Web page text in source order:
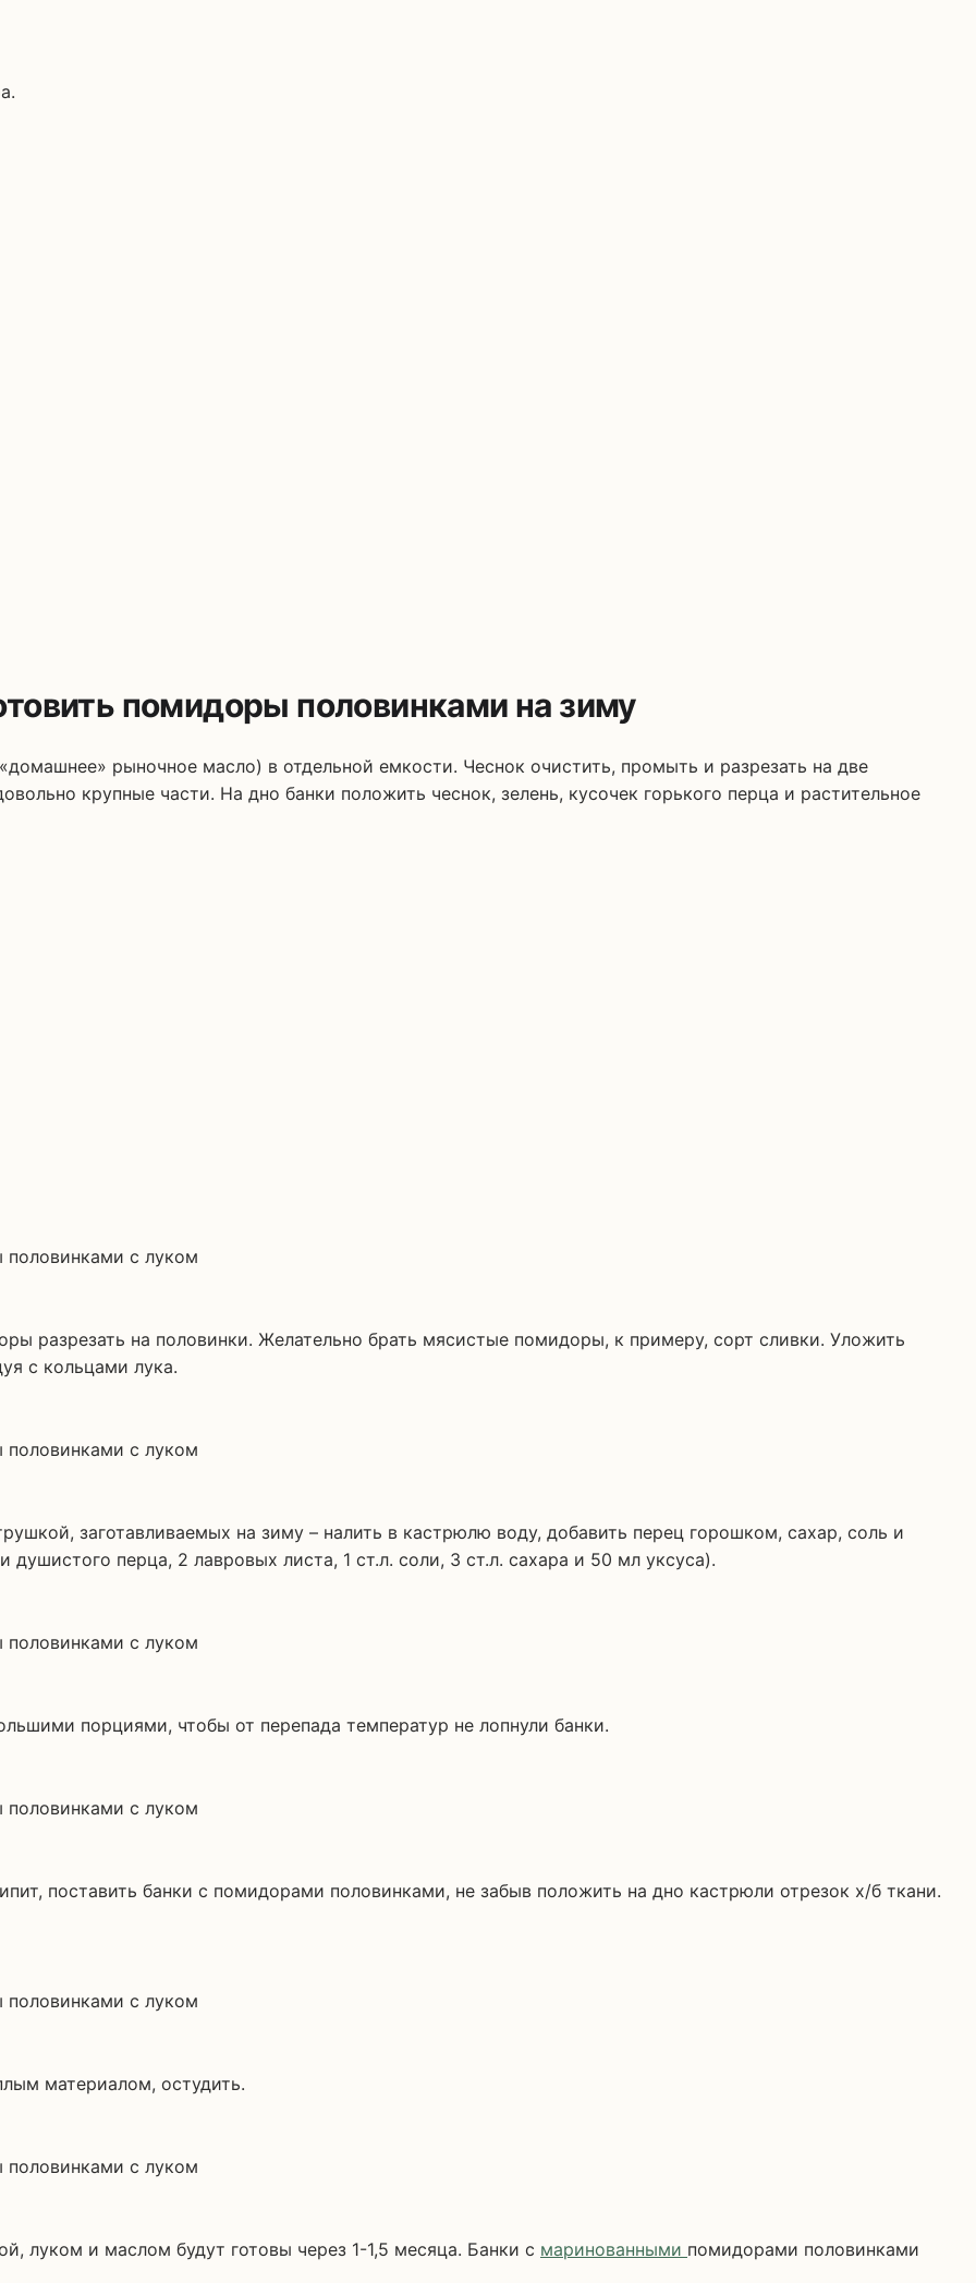
помидоры половинками на зиму
рыночное масло) в отдельной емкости. Чеснок очистить, промыть и разрезать на две
крупные части. На дно банки положить чеснок, зелень, кусочек горького перца и растительное
разрезать на половинки. Желательно брать мясистые помидоры, к примеру, сорт сливки. Уложить
с кольцами лука.
заготавливаемых на зиму – налить в кастрюлю воду, добавить перец горошком, сахар, соль и
перца, 2 лавровых листа, 1 ст.л. соли, 3 ст.л. сахара и 50 мл уксуса).
порциями, чтобы от перепада температур не лопнули банки.
поставить банки с помидорами половинками, не забыв положить на дно кастрюли отрезок х/б ткани.
материалом, остудить.
луком и маслом будут готовы через 1-1,5 месяца. Банки с маринованными помидорами половинками